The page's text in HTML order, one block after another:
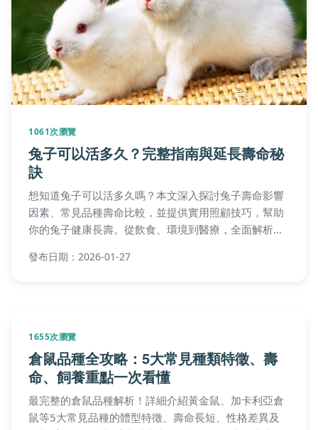
1061次瀏覽
兔子可以活多久？完整指南與延長壽命秘
訣
想知道兔子可以活多久嗎？本文深入探討兔子壽命影響
因素、常見品種壽命比較，並提供實用照顧技巧，幫助
你的兔子健康長壽。從飲食、環境到醫療，全面解析如
發布日期：2026-01-27
1655次瀏覽
倉鼠品種全攻略：5大常見種類特徵、壽
命、飼養重點一次看懂
最完整的倉鼠品種解析！詳細介紹黃金鼠、加卡利亞倉
鼠等5大常見品種的體型特徵、壽命長短、性格差異及